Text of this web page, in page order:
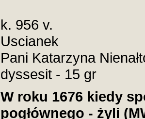
k. 956 v.
Uscianek
Pani Katarzyna
dyssesit - 15 gr
W roku 1676 kiedy
pogłównego - żyli